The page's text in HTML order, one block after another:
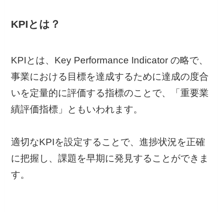
KPIとは？
KPIとは、Key Performance Indicator の略で、
事業における目標を達成するために達成の度合
いを定量的に評価する指標のことで、「重要業
績評価指標」ともいわれます。
適切なKPIを設定することで、進捗状況を正確
に把握し、課題を早期に発見することができま
す。